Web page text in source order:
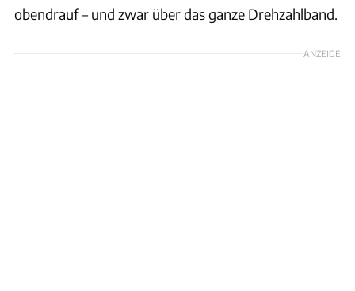
obendrauf – und zwar über das ganze Drehzahlband.
ANZEIGE